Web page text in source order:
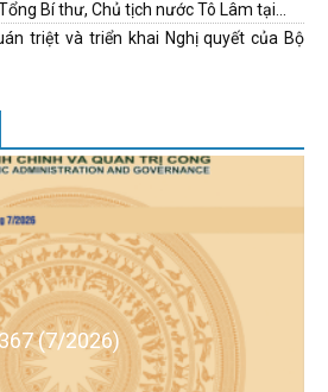
Bí thư, Chủ tịch nước Tô Lâm tại...
triệt và triển khai Nghị quyết của Bộ
(7/2026)